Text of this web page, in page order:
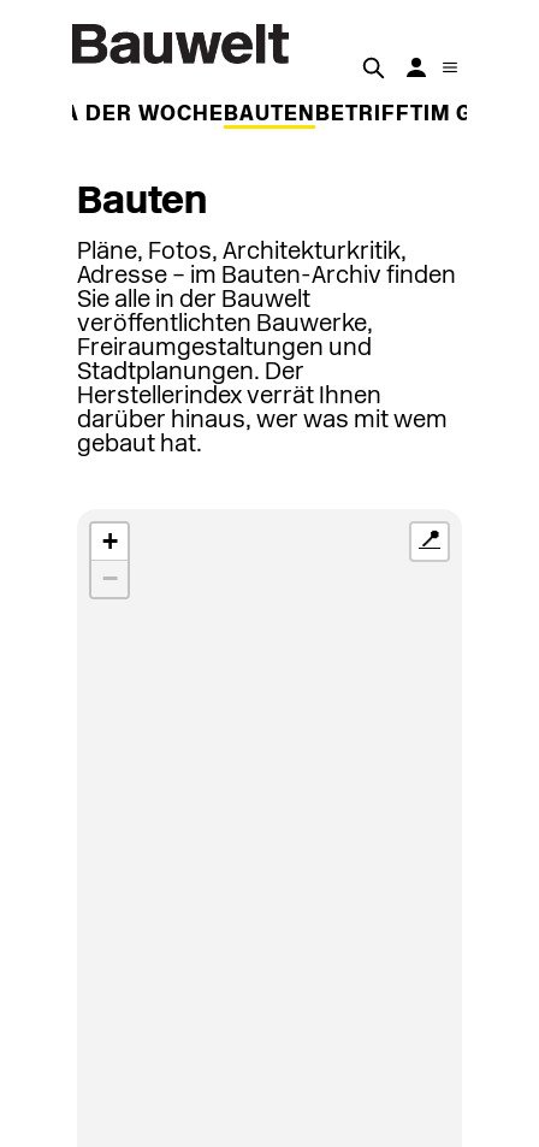
THEMA DER WOCHE BAUTEN BETRIFFT IM
Bauten
Pläne, Fotos, Architekturkritik,
Adresse – im Bauten-Archiv finden
Sie alle in der Bauwelt
veröffentlichten Bauwerke,
Freiraumgestaltungen und
Stadtplanungen. Der
Herstellerindex verrät Ihnen
darüber hinaus, wer was mit wem
gebaut hat.
+
−
📍